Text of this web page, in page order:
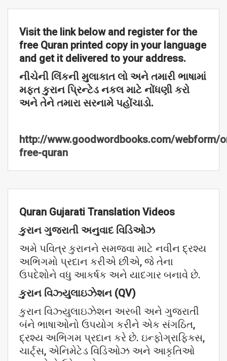
Visit the link below and register for the
free Quran printed copy in your language
and get it delivered to your address.
નીચેની લિંકની મુલાકાતલો અને તમારી ભાષામાં
મફતકુરાન પ્રિન્ટેડ નકલ માટે નોંધણી કરો
અને તેને તમારા સરનામે પહોંચાડો.
http://www.goodwordbooks.com/webform/
free-quran
Quran Gujarati Translation Videos
કુરાન ગુજરાતી અનુવાદ વિડિઓઝ
અમે પવિત્ર કુરાનને સમજવા માટે નવીન દ્રશ્ય
અભિગમો પ્રદાન કરીએ છીએ, જે તેના
ઉપદેશોને વધુ આકર્ષક અને યાદગાર બનાવે છે.
કુરાન વિઝ્યુલાઇઝેશન (QV)
કુરાન વિઝ્યુલાઇઝેશન અરબી અને ગુજરાતી
બંને ભાષાઓનો ઉપયોગ કરીને એક સંગઠિત,
દ્રશ્ય અભિગમ પ્રદાન કરે છે. ઇન્ફોગ્રાફિક્સ,
ચાર્ટ્સ, એનિમેટેડ વિડિઓઝ અને આકૃતિઓ